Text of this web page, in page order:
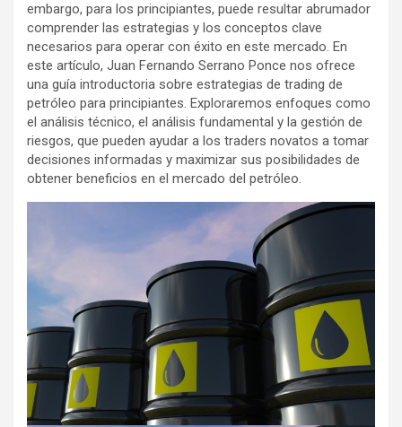
embargo, para los principiantes, puede resultar abrumador
comprender las estrategias y los conceptos clave
necesarios para operar con éxito en este mercado. En
este artículo, Juan Fernando Serrano Ponce nos ofrece
una guía introductoria sobre estrategias de trading de
petróleo para principiantes. Exploraremos enfoques como
el análisis técnico, el análisis fundamental y la gestión de
riesgos, que pueden ayudar a los traders novatos a tomar
decisiones informadas y maximizar sus posibilidades de
obtener beneficios en el mercado del petróleo.